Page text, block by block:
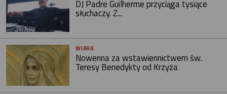
DJ Padre Guilherme przyciąga tysiące
słuchaczy. Z...
WIARA
Nowenna za wstawiennictwem św.
Teresy Benedykty od Krzyża